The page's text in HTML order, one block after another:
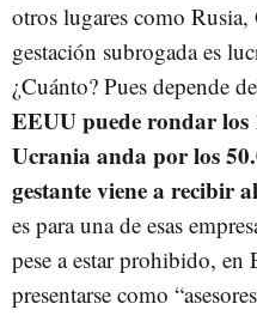
otros lugares como
gestación subrogada es
¿Cuánto? Pues depende
EEUU puede rondar los
Ucrania anda por los
gestante viene a recibir
es para una de esas
pese a estar prohibido, en
presentarse como